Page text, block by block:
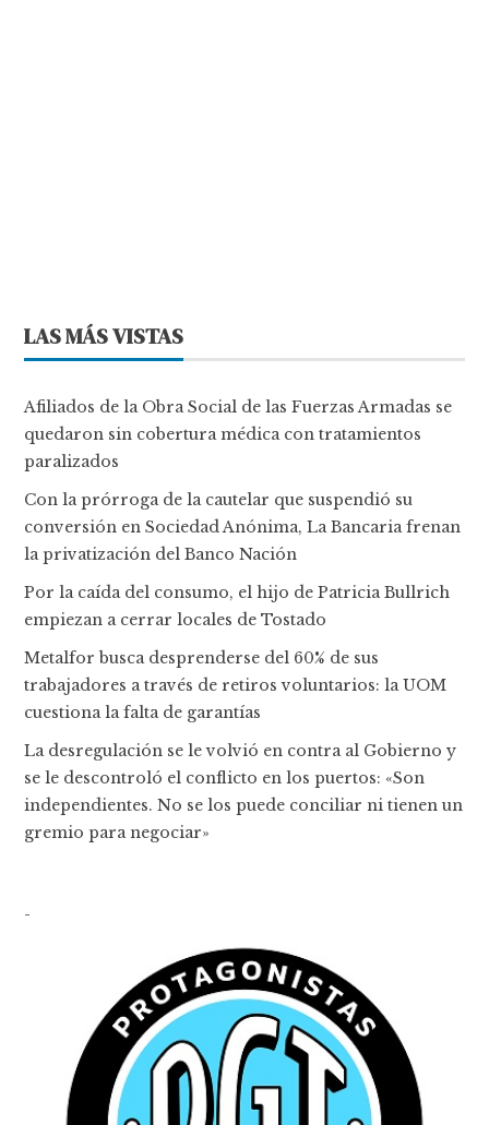
LAS MÁS VISTAS
Afiliados de la Obra Social de las Fuerzas Armadas se
quedaron sin cobertura médica con tratamientos
paralizados
Con la prórroga de la cautelar que suspendió su
conversión en Sociedad Anónima, La Bancaria frenan
la privatización del Banco Nación
Por la caída del consumo, el hijo de Patricia Bullrich
empiezan a cerrar locales de Tostado
Metalfor busca desprenderse del 60% de sus
trabajadores a través de retiros voluntarios: la UOM
cuestiona la falta de garantías
La desregulación se le volvió en contra al Gobierno y
se le descontroló el conflicto en los puertos: «Son
independientes. No se los puede conciliar ni tienen un
gremio para negociar»
-